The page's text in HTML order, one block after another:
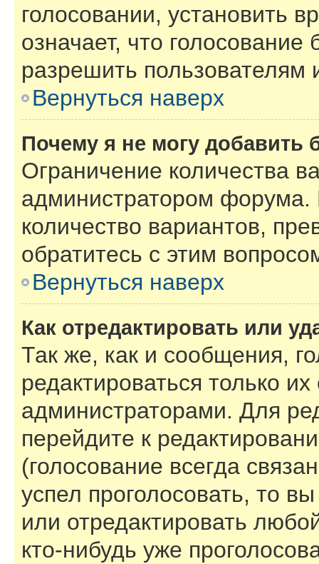
голосовании, установить
означает, что
разрешить пользователям
Вернуться наверх
Почему я не могу добавить
Ограничение количества
администратором
количество вариантов,
обратитесь с этим
Вернуться наверх
Как отредактировать или
Так же, как и сообщения,
редактироваться только
администраторами. Для
перейдите к
(голосование всегда
успел проголосовать, то
или отредактировать
кто-нибудь уже